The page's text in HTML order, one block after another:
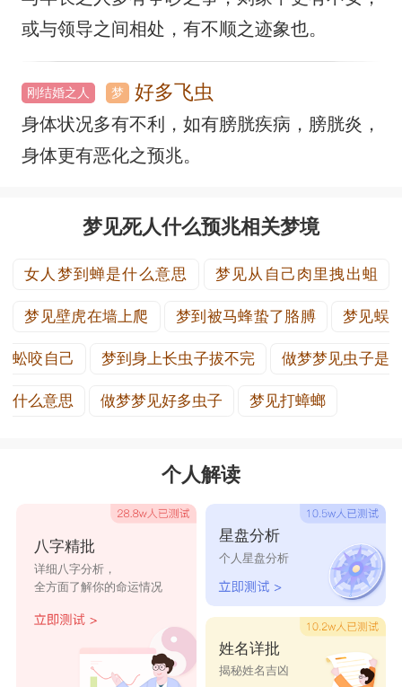
或与领导之间相处，有不顺之迹象也。
刚结婚之人 梦 好多飞虫
身体状况多有不利，如有膀胱疾病，膀胱炎，
身体更有恶化之预兆。
梦见死人什么预兆相关梦境
女人梦到蝉是什么意思 梦见从自己肉里拽出蛆
梦见壁虎在墙上爬 梦到被马蜂蛰了胳膊 梦见蜈
蚣咬自己 梦到身上长虫子拔不完 做梦梦见虫子是
什么意思 做梦梦见好多虫子 梦见打蟑螂
个人解读
八字精批
详细八字分析，
全方面了解你的命运情况
星盘分析
个人星盘分析
姓名详批
揭秘姓名吉凶